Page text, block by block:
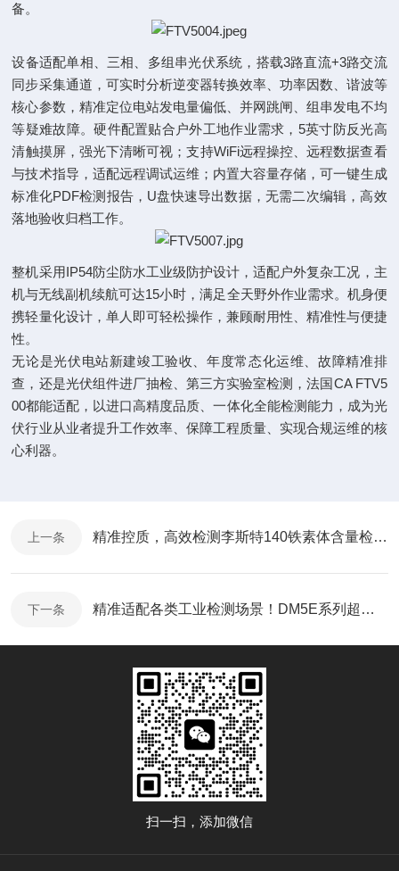
备。
设备适配单相、三相、多组串光伏系统，搭载3路直流+3路交流
同步采集通道，可实时分析逆变器转换效率、功率因数、谐波等
核心参数，精准定位电站发电量偏低、并网跳闸、组串发电不均
等疑难故障。硬件配置贴合户外工地作业需求，5英寸防反光高
清触摸屏，强光下清晰可视；支持WiFi远程操控、远程数据查看
与技术指导，适配远程调试运维；内置大容量存储，可一键生成
标准化PDF检测报告，U盘快速导出数据，无需二次编辑，高效
落地验收归档工作。
整机采用IP54防尘防水工业级防护设计，适配户外复杂工况，主
机与无线副机续航可达15小时，满足全天野外作业需求。机身便
携轻量化设计，单人即可轻松操作，兼顾耐用性、精准性与便捷
性。
无论是光伏电站新建竣工验收、年度常态化运维、故障精准排
查，还是光伏组件进厂抽检、第三方实验室检测，法国CA FTV5
00都能适配，以进口高精度品质、一体化全能检测能力，成为光
伏行业从业者提升工作效率、保障工程质量、实现合规运维的核
心利器。
上一条 精准控质，高效检测李斯特140铁素体含量检测仪技术与应用详解
下一条 精准适配各类工业检测场景！DM5E系列超声波测厚仪选型指南
扫一扫，添加微信